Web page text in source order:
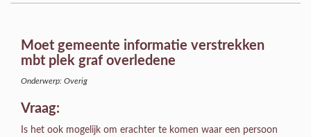
Moet gemeente informatie verstrekken
mbt plek graf overledene
Onderwerp: Overig
Vraag:
Is het ook mogelijk om erachter te komen waar een persoon